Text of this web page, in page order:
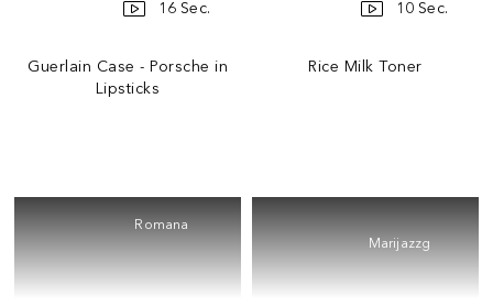
16 Sec.
Guerlain Case - Porsche in
Lipsticks
10 Sec.
Rice Milk Toner
Romana
Marijazzg